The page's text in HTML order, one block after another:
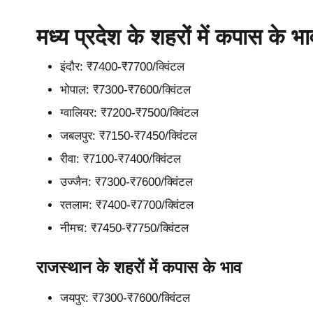
मध्य प्रदेश के शहरों में कपास के
इंदौर: ₹7400-₹7700/क्विंटल
भोपाल: ₹7300-₹7600/क्विंटल
ग्वालियर: ₹7200-₹7500/क्विंटल
जबलपुर: ₹7150-₹7450/क्विंटल
रीवा: ₹7100-₹7400/क्विंटल
उज्जैन: ₹7300-₹7600/क्विंटल
रतलाम: ₹7400-₹7700/क्विंटल
नीमच: ₹7450-₹7750/क्विंटल
राजस्थान के शहरों में कपास के भाव
जयपुर: ₹7300-₹7600/क्विंटल